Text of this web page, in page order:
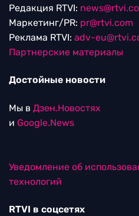
Редакция RTVI:
Маркетинг/PR: pr@rtvi.com
Реклама RTVI: adv-
Партнерские материалы
Достойные новости
Мы в Дзен.Новостях
и Google.News
Уведомление об
технологий
RTVI в соцсетях